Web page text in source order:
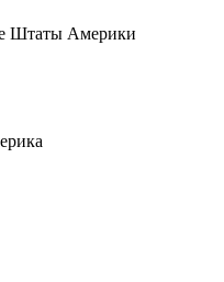
Штаты Америки